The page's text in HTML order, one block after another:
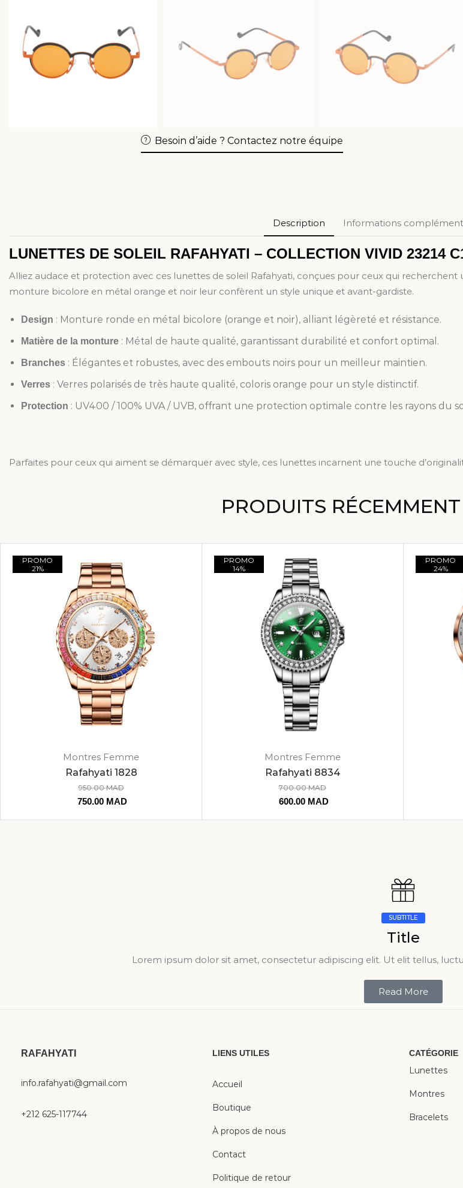
Besoin d’aide ? Contactez notre équipe
Description Informations
LUNETTES DE SOLEIL RAFAHYATI – COLLECTION VIVID 23214
Alliez audace et protection avec ces lunettes de soleil Rafahyati, conçues pour ceux qui
monture bicolore en métal orange et noir leur confèrent un style unique et avant-gardiste.
Design : Monture ronde en métal bicolore (orange et noir), alliant légèreté et résistance.
Matière de la monture : Métal de haute qualité, garantissant durabilité et confort optimal.
Branches : Élégantes et robustes, avec des embouts noirs pour un meilleur maintien.
Verres : Verres polarisés de très haute qualité, coloris orange pour un style distinctif.
Protection : UV400 / 100% UVA / UVB, offrant une protection optimale contre les rayons du
Parfaites pour ceux qui aiment se démarquer avec style, ces lunettes incarnent une touche
PRODUITS
PROMO
21%
Montres Femme
Rafahyati 1828
950.00MAD
750.00 MAD
PROMO
14%
Montres Femme
Rafahyati 8834
700.00MAD
600.00 MAD
PROMO
24%
SUBTITLE
Title
Lorem ipsum dolor sit amet, consectetur adipiscing elit. Ut elit tellus,
Read More
RAFAHYATI
info.rafahyati@gmail.com
+212 625-117744
LIENS UTILES
Accueil
Boutique
À propos de nous
Contact
Politique de retour
CATÉGORIE
Lunettes
Montres
Bracelets